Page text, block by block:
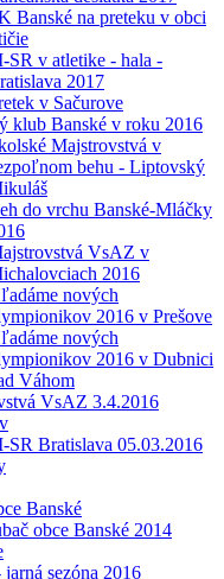
Banské na preteku v obci
SR v atletike - hala -
2017
v Sačurove
klub Banské v roku 2016
Majstrovstvá v
behu - Liptovský
do vrchu Banské-Mláčky
VsAZ v
2016
nových
2016 v Prešove
nových
2016 v Dubnici
Váhom
VsAZ 3.4.2016
SR Bratislava 05.03.2016
Banské
obce Banské 2014
sezóna 2016